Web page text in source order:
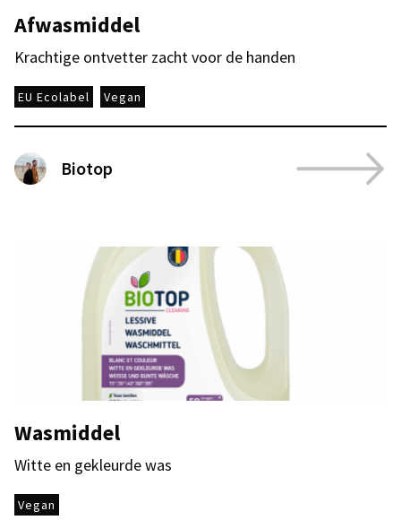
Afwasmiddel
Krachtige ontvetter zacht voor de handen
EU Ecolabel Vegan
Biotop
Wasmiddel
Witte en gekleurde was
Vegan